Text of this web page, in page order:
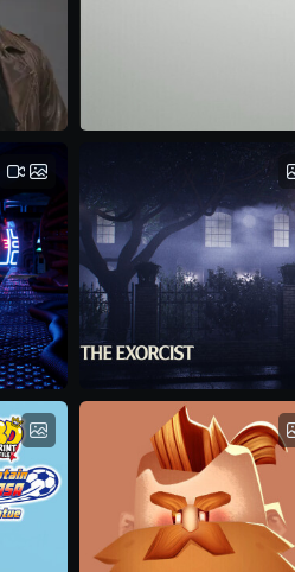
Nissan
Ako
The Exorsict 1974
Masoud Abbasi